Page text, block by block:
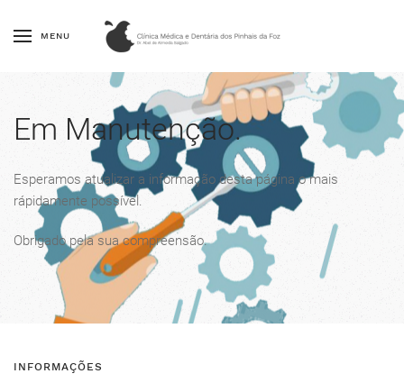
MENU
Em Manutenção.
Esperamos atualizar a informação desta página o mais
rápidamente possível.
Obrigado pela sua compreensão.
INFORMAÇÕES